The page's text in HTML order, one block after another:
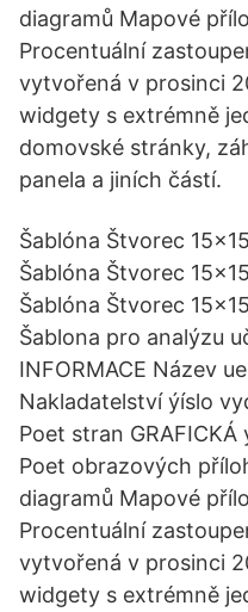
diagramů Mapové
Procentuální
vytvořená v prosinci
widgety s extrémně
domovské stránky,
panela a jiních částí.
Šablóna Štvorec
Šablóna Štvorec
Šablóna Štvorec
Šablona pro analýzu
INFORMACE Název
Nakladatelství ýíslo
Poet stran
Poet obrazových
diagramů Mapové
Procentuální
vytvořená v prosinci
widgety s extrémně